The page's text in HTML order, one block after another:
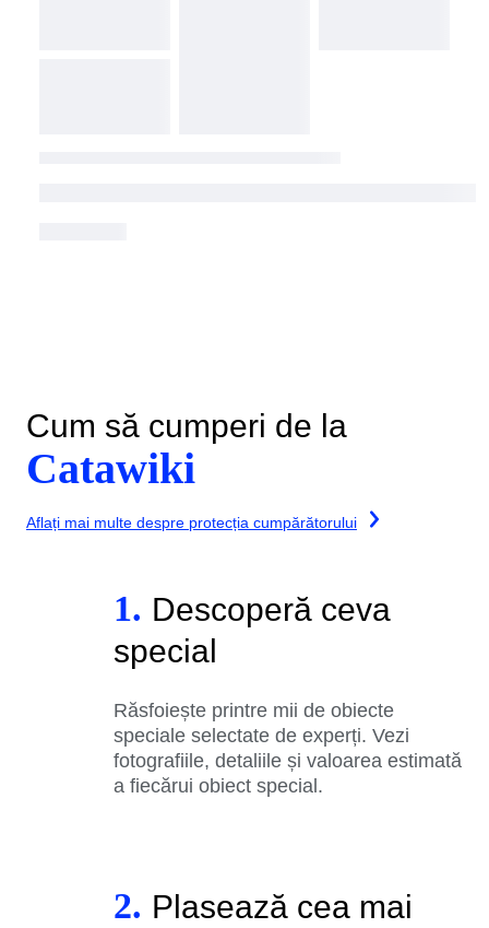
Cum să cumperi de la
Catawiki
Aflați mai multe despre protecția cumpărătorului
1. Descoperă ceva
special
Răsfoiește printre mii de obiecte
speciale selectate de experți. Vezi
fotografiile, detaliile și valoarea estimată
a fiecărui obiect special.
2. Plasează cea mai